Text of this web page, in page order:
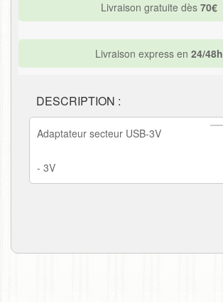
Livraison gratuite dès 70€
Livraison express en 24/48h
DESCRIPTION :
Adaptateur secteur USB-3V
- 3V